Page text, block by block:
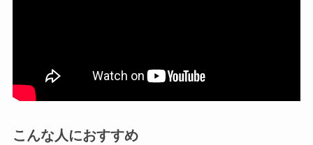
こんな人におすすめ